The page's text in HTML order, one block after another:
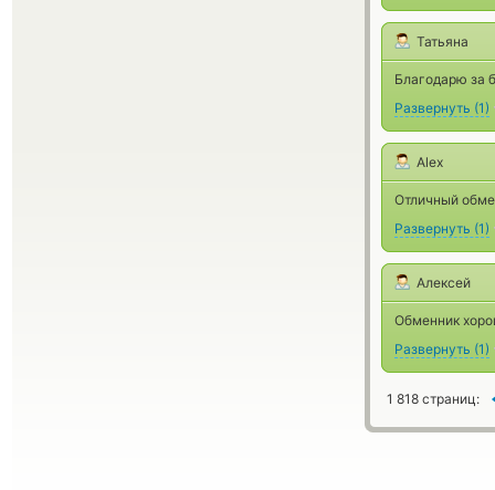
Татьяна
Благодарю за
Развернуть (1)
Alex
Отличный
Развернуть (1)
Алексей
Обменник
Развернуть (1)
1 818 страниц: